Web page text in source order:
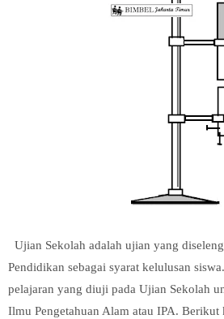
Ujian Sekolah adalah ujian yang
Pendidikan sebagai syarat kelulusan
pelajaran yang diuji pada Ujian Sekolah
Ilmu Pengetahuan Alam atau IPA.